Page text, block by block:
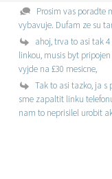
Prosim vas poradte
vybavuje. Dufam ze su
ahoj, trva to asi tak
linkou, musis byt
vyjde na £30 mesicne,
Tak to asi tazko, ja s
sme zapaltit linku
nam to neprisilel urobit